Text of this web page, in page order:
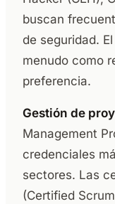
buscan
de seguridad.
menudo como
preferencia.
Gestión de
Management
credenciales
sectores. Las
(Certified